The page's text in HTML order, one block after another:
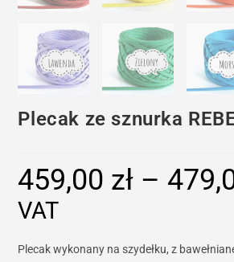
Plecak ze sznurka
459,00 zł –
VAT
Plecak wykonany na szydełku, z